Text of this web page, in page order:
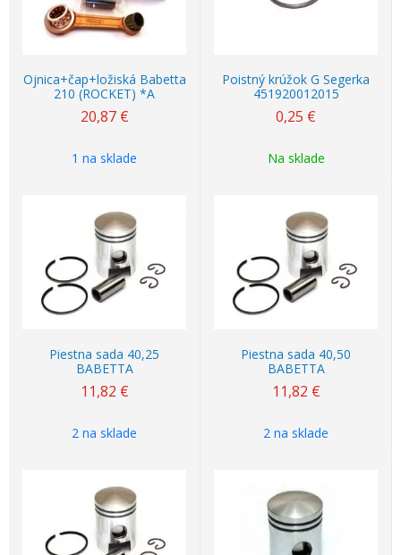
Ojnica+čap+ložiská Babetta
210 (ROCKET) *A
20,87 €
1 na sklade
Poistný krúžok G Segerka
451920012015
0,25 €
Na sklade
Piestna sada 40,25
BABETTA
11,82 €
2 na sklade
Piestna sada 40,50
BABETTA
11,82 €
2 na sklade